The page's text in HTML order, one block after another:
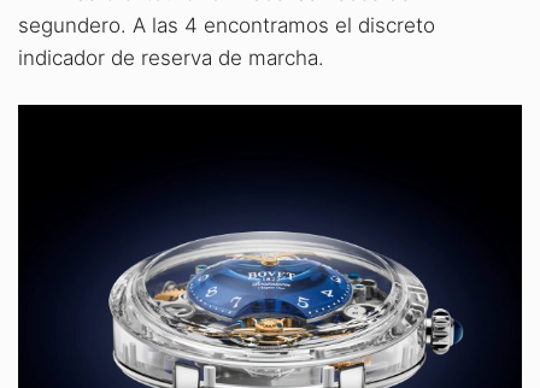
segundero. A las 4 encontramos el discreto
indicador de reserva de marcha.